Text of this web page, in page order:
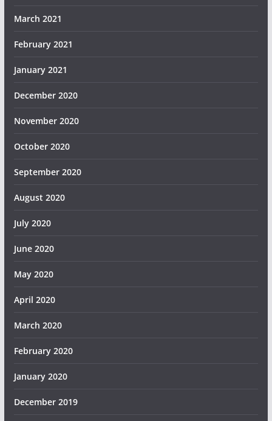
March 2021
February 2021
January 2021
December 2020
November 2020
October 2020
September 2020
August 2020
July 2020
June 2020
May 2020
April 2020
March 2020
February 2020
January 2020
December 2019